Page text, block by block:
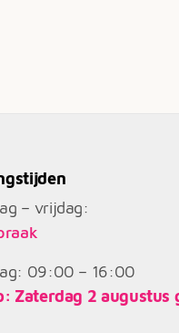
– vrijdag:
09:00 – 16:00
Zaterdag 2 augustus